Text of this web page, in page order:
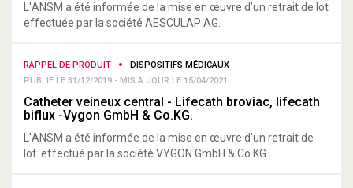
L'ANSM a été informée de la mise en œuvre d’un retrait de lot
effectuée par la société AESCULAP AG.
RAPPEL DE PRODUIT
DISPOSITIFS MÉDICAUX
PUBLIÉ LE 31/12/2019 - MIS À JOUR LE 15/04/2021
Catheter veineux central - Lifecath broviac, lifecath
biflux -Vygon GmbH & Co.KG.
L'ANSM a été informée de la mise en œuvre d’un retrait de
lot effectué par la société VYGON GmbH & Co.KG..